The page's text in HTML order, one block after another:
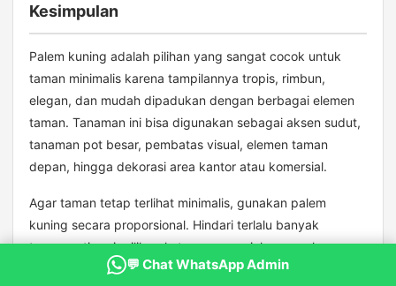
Kesimpulan
Palem kuning adalah pilihan yang sangat cocok untuk
taman minimalis karena tampilannya tropis, rimbun,
elegan, dan mudah dipadukan dengan berbagai elemen
taman. Tanaman ini bisa digunakan sebagai aksen sudut,
tanaman pot besar, pembatas visual, elemen taman
depan, hingga dekorasi area kantor atau komersial.
Agar taman tetap terlihat minimalis, gunakan palem
kuning secara proporsional. Hindari terlalu banyak
tanaman tinggi, pilih pola tanam yang jelas, gunakan
elemen pendukung secukupnya, dan pastikan tanaman
💬 Chat WhatsApp Admin